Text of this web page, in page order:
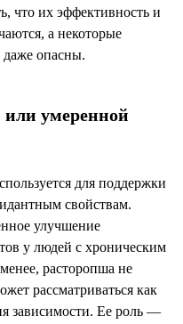
что их эффективность и
а некоторые
даже опасны.
или умеренной
для поддержки
свойствам.
улучшение
у людей с хроническим
расторопша не
рассматриваться как
зависимости. Ее роль —